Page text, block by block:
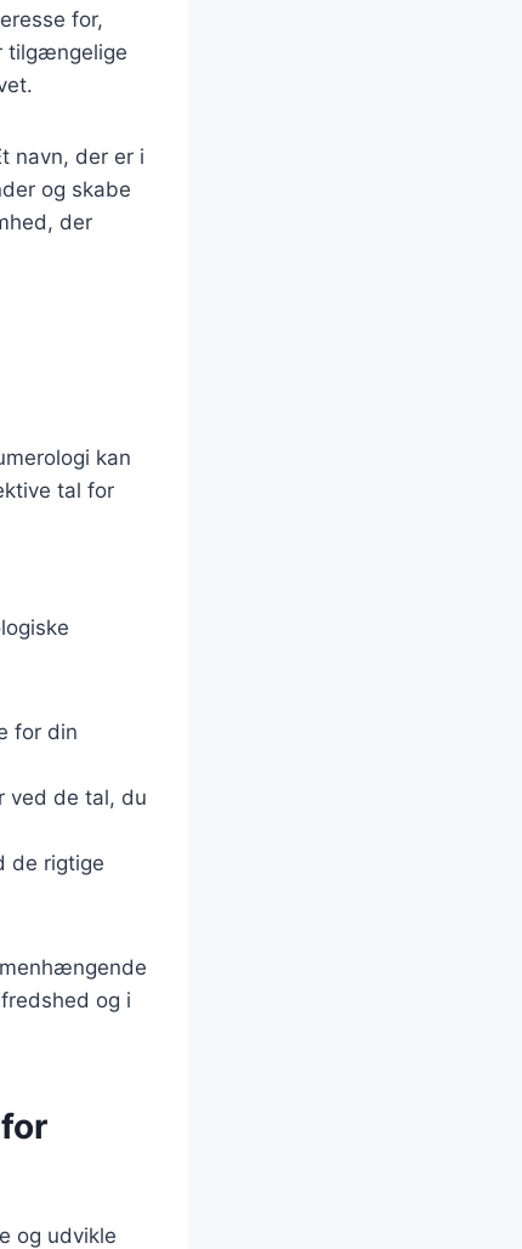
for,
tilgængelige
navn, der er i
og skabe
der
kan
tal for
for din
ved de tal, du
de rigtige
og i
og udvikle